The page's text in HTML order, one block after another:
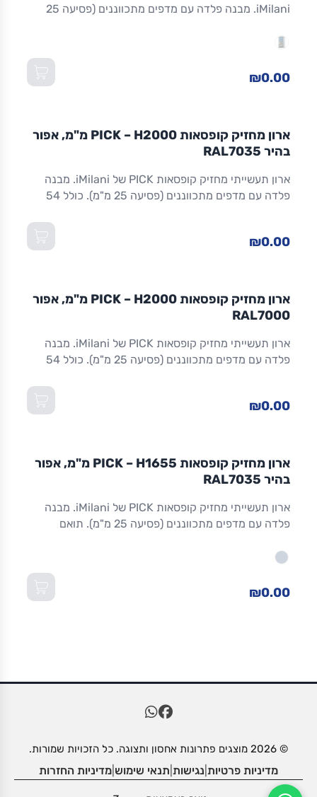
iMilani. מבנה פלדה עם מדפים מתכווננים (פסיעה 25
700×270×1655 מ"מ.
₪0.00
ארון מחזיק קופסאות PICK – H2000 מ"מ, אפור
בהיר RAL7035
ארון תעשייתי מחזיק קופסאות PICK של iMilani. מבנה
פלדה עם מדפים מתכווננים (פסיעה 25 מ"מ). כולל 54
700×270×2000 מ"מ.
₪0.00
ארון מחזיק קופסאות PICK – H2000 מ"מ, אפור
RAL7000
ארון תעשייתי מחזיק קופסאות PICK של iMilani. מבנה
פלדה עם מדפים מתכווננים (פסיעה 25 מ"מ). כולל 54
700×270×2000 מ"מ.
₪0.00
ארון מחזיק קופסאות PICK – H1655 מ"מ, אפור
בהיר RAL7035
ארון תעשייתי מחזיק קופסאות PICK של iMilani. מבנה
פלדה עם מדפים מתכווננים (פסיעה 25 מ"מ). תואם
700×270×1655 מ"מ.
₪0.00
© 2026 מוצגים פתרונות אחסון ותצוגה. כל הזכויות שמורות.
מדיניות פרטיות נגישות תנאי שימוש מדיניות החזרות